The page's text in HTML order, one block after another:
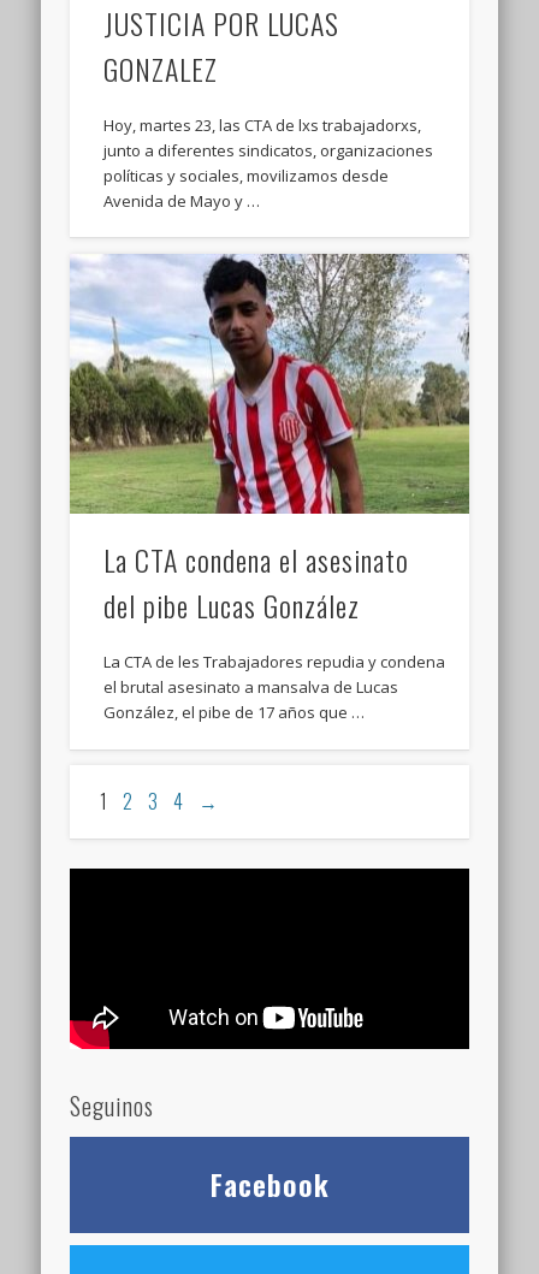
JUSTICIA POR LUCAS
GONZALEZ
Hoy, martes 23, las CTA de lxs trabajadorxs,
junto a diferentes sindicatos, organizaciones
políticas y sociales, movilizamos desde
Avenida de Mayo y …
La CTA condena el asesinato
del pibe Lucas González
La CTA de les Trabajadores repudia y condena
el brutal asesinato a mansalva de Lucas
González, el pibe de 17 años que …
1 2 3 4 →
Seguinos
Facebook